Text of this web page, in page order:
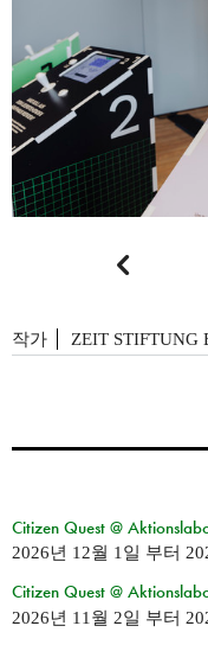

작가 ZEIT STIFTUNG
Citizen Quest @
2026년 12월 1일 부터
Citizen Quest @
2026년 11월 2일 부터